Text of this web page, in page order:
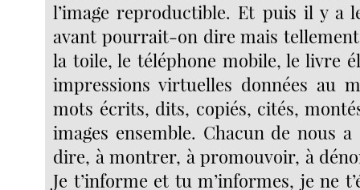
l’image reproductible. Et puis il y a
avant pourrait-on dire mais tellement
la toile, le téléphone mobile, le livre
impressions virtuelles données au
mots écrits, dits, copiés, cités,
images ensemble. Chacun de nous a
dire, à montrer, à promouvoir, à
Je t’informe et tu m’informes, je ne